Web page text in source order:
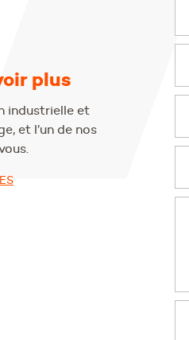
plus
industrielle et
et l’un de nos